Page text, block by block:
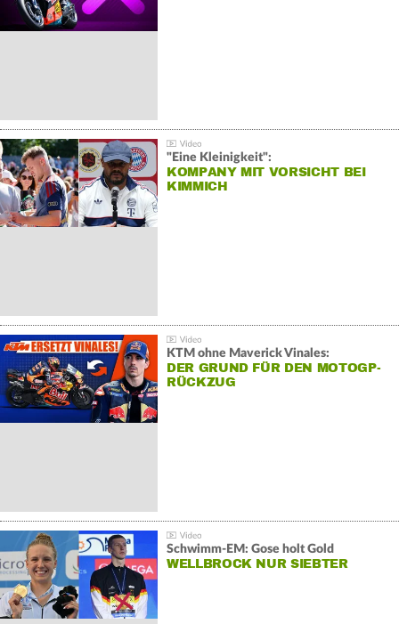
"Eine Kleinigkeit":
KOMPANY MIT VORSICHT BEI
KIMMICH
KTM ohne Maverick Vinales:
DER GRUND FÜR DEN MOTOGP-
RÜCKZUG
Schwimm-EM: Gose holt Gold
WELLBROCK NUR SIEBTER